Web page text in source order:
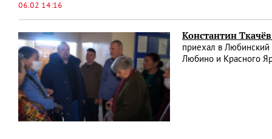
06.02 14:16
Константин
приехал в Любинский
Любино и Красного